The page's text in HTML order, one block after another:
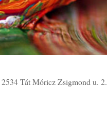
Tát Móricz Zsigmond u. 2.